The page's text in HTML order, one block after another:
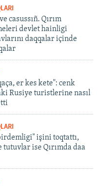
casussıñ. Qırım
devlet hainligi
daqqalar içinde
er kes kete": cenk
Rusiye turistlerine nasıl
işini toqtattı,
tutuvlar ise Qırımda daa